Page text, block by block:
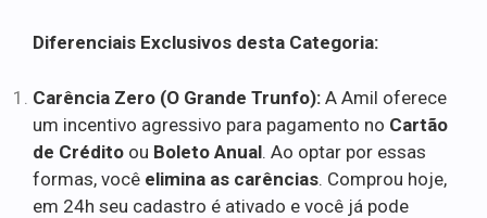
Diferenciais Exclusivos desta Categoria:
Carência Zero (O Grande Trunfo): A Amil oferece
um incentivo agressivo para pagamento no Cartão
de Crédito ou Boleto Anual. Ao optar por essas
formas, você elimina as carências. Comprou hoje,
em 24h seu cadastro é ativado e você já pode